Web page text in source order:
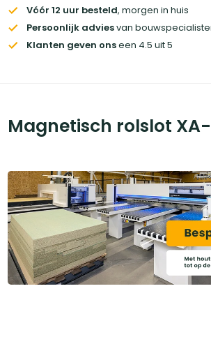
Vóór 12 uur besteld, morgen in huis
Persoonlijk adviesvan
Klanten geven onseen 4.5 uit 5
Magnetisch rolslot